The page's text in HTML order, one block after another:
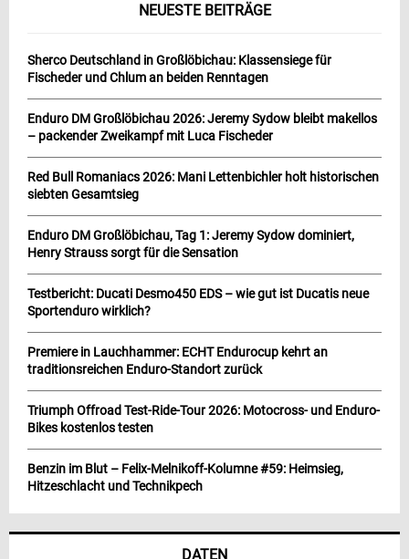
NEUESTE BEITRÄGE
Sherco Deutschland in Großlöbichau: Klassensiege für
Fischeder und Chlum an beiden Renntagen
Enduro DM Großlöbichau 2026: Jeremy Sydow bleibt makellos
– packender Zweikampf mit Luca Fischeder
Red Bull Romaniacs 2026: Mani Lettenbichler holt historischen
siebten Gesamtsieg
Enduro DM Großlöbichau, Tag 1: Jeremy Sydow dominiert,
Henry Strauss sorgt für die Sensation
Testbericht: Ducati Desmo450 EDS – wie gut ist Ducatis neue
Sportenduro wirklich?
Premiere in Lauchhammer: ECHT Endurocup kehrt an
traditionsreichen Enduro-Standort zurück
Triumph Offroad Test-Ride-Tour 2026: Motocross- und Enduro-
Bikes kostenlos testen
Benzin im Blut – Felix-Melnikoff-Kolumne #59: Heimsieg,
Hitzeschlacht und Technikpech
DATEN